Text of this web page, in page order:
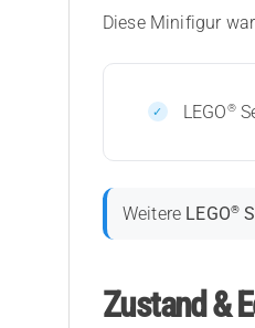
Diese Minifigur
LEGO®
Weitere LEGO®
Zustand &